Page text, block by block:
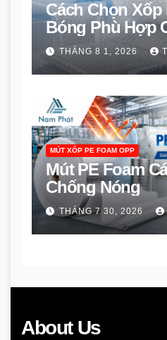
Cách Chọn
Bóng Phù Hợp
Phẩm
THÁNG 8 1, 2026
MÚT XỐP PE FOAM OPP
Mút PE Foam
Chống Nóng
THÁNG 7 30, 2026
About Us